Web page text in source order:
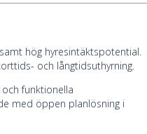
hög hyresintäktspotential.
och långtidsuthyrning.
funktionella
med öppen planlösning i